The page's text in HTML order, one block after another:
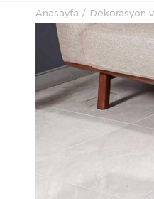
Anasayfa Dekorasyon